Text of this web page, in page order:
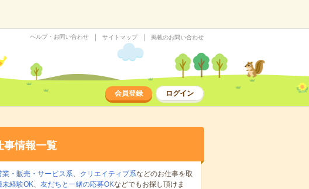
ヘルプ・お問い合わせ サイトマップ 掲載のお問い合わせ
会員登録 ログイン
事情報一覧
業・販売・サービス系、 クリエイティブ系などのお仕事を取
未経験OK、 友だちと一緒の応募OKなどでもお探し頂けま